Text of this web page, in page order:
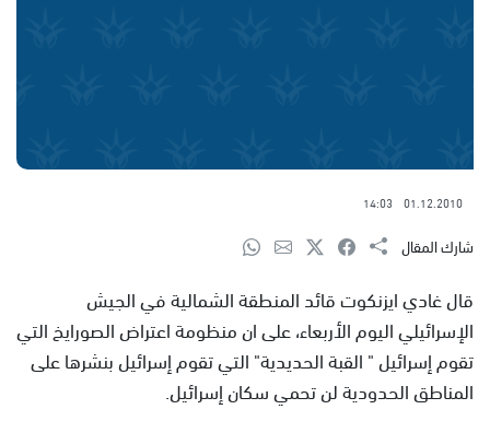
01.12.2010
14:03
شارك المقال
قال غادي ايزنكوت قائد المنطقة الشمالية في الجيش
الإسرائيلي اليوم الأربعاء، على ان منظومة اعتراض الصورايخ التي
تقوم إسرائيل " القبة الحديدية" التي تقوم إسرائيل بنشرها على
المناطق الحدودية لن تحمي سكان إسرائيل.